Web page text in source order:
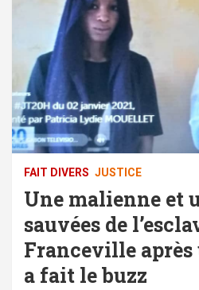
FAIT DIVERS JUSTICE
Une malienne et
sauvées de
Franceville après
a fait le buzz